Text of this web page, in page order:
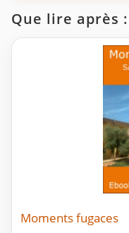
Que lire après
Moments fugaces